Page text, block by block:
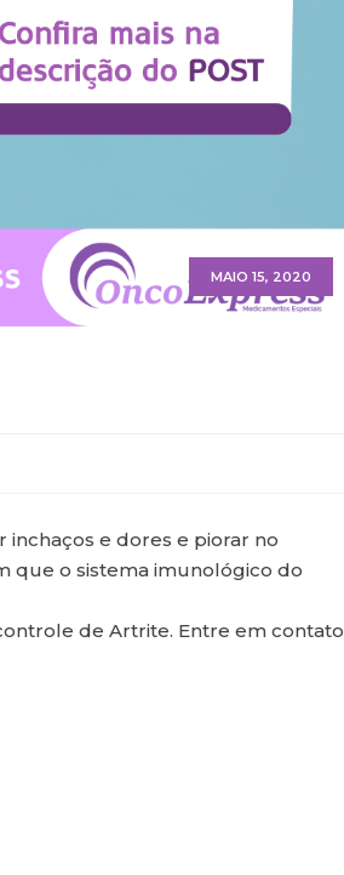
MAIO 15, 2020
e dores e piorar no
que o sistema imunológico do
de Artrite. Entre em contato